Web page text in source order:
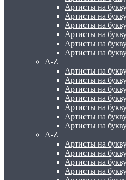
Артисты на
Артисты на
Артисты на
Артисты на
Артисты на
Артисты на
A-Z
Артисты на
Артисты на
Артисты на
Артисты на
Артисты на
Артисты на
Артисты на
A-Z
Артисты на
Артисты на
Артисты на
Артисты на